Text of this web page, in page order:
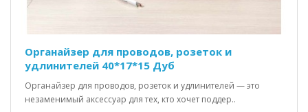
Органайзер для проводов, розеток и
удлинителей 40*17*15 Дуб
Органайзер для проводов, розеток и удлинителей — это
незаменимый аксессуар для тех, кто хочет поддер..